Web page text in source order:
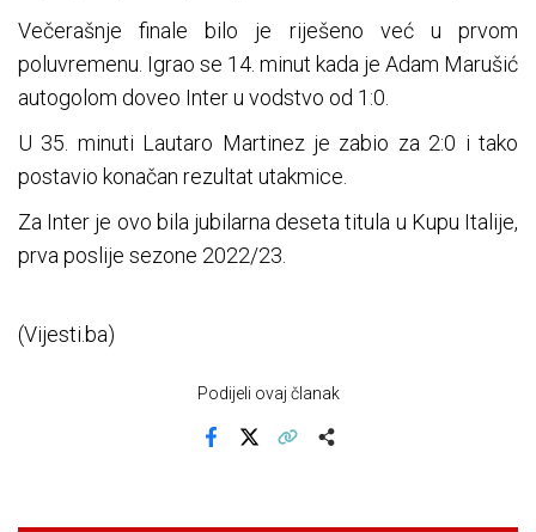
Večerašnje finale bilo je riješeno već u prvom
poluvremenu. Igrao se 14. minut kada je Adam Marušić
autogolom doveo Inter u vodstvo od 1:0.
U 35. minuti Lautaro Martinez je zabio za 2:0 i tako
postavio konačan rezultat utakmice.
Za Inter je ovo bila jubilarna deseta titula u Kupu Italije,
prva poslije sezone 2022/23.
(Vijesti.ba)
Podijeli ovaj članak